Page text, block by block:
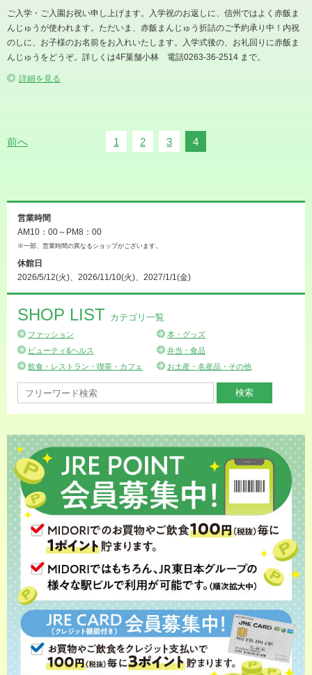
ご入学・ご入園お祝い申し上げます。入学祝のお返しに、信州ではよく赤飯ま
んじゅうが使われます。ただいま、赤飯まんじゅう折詰のご予約承り中！内祝
のしに、お子様のお名前をお入れいたします。入学式後の、お礼回りに赤飯ま
んじゅうをどうぞ。詳しくは4F菓舗小林 電話0263-36-2514 まで。
詳細を見る
前へ 1 2 3 4
営業時間
AM10：00～PM8：00
※一部、営業時間の異なるショップがございます。
休館日
2026/5/12(火)、2026/11/10(火)、2027/1/1(金)
SHOP LIST カテゴリ一覧
ファッション
本・グッズ
ビューティ&ヘルス
弁当・食品
飲食・レストラン・喫茶・カフェ
お土産・名産品・その他